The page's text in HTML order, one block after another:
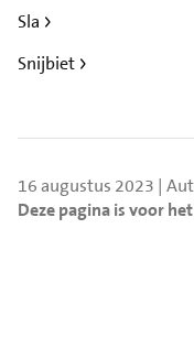
Sla
Snijbiet
16 augustus 2023 |
Deze pagina is voor